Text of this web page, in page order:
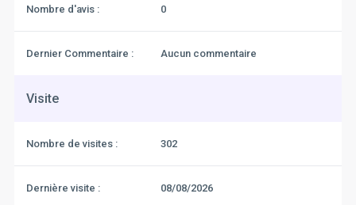
Nombre d'avis : 0
Dernier Commentaire : Aucun commentaire
Visite
Nombre de visites : 302
Dernière visite : 08/08/2026